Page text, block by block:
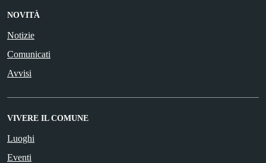
NOVITÀ
Notizie
Comunicati
Avvisi
VIVERE IL COMUNE
Luoghi
Eventi